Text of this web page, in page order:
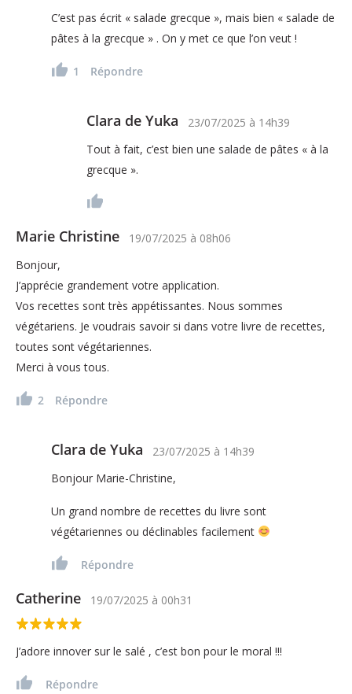
C’est pas écrit « salade grecque », mais bien « salade de
pâtes à la grecque » . On y met ce que l’on veut !
1 Répondre
Clara de Yuka 23/07/2025 à 14h39
Tout à fait, c’est bien une salade de pâtes « à la
grecque ».
Marie Christine 19/07/2025 à 08h06
Bonjour,
J’apprécie grandement votre application.
Vos recettes sont très appétissantes. Nous sommes
végétariens. Je voudrais savoir si dans votre livre de recettes,
toutes sont végétariennes.
Merci à vous tous.
2 Répondre
Clara de Yuka 23/07/2025 à 14h39
Bonjour Marie-Christine,
Un grand nombre de recettes du livre sont
végétariennes ou déclinables facilement
Répondre
Catherine 19/07/2025 à 00h31
J’adore innover sur le salé , c’est bon pour le moral !!!
Répondre